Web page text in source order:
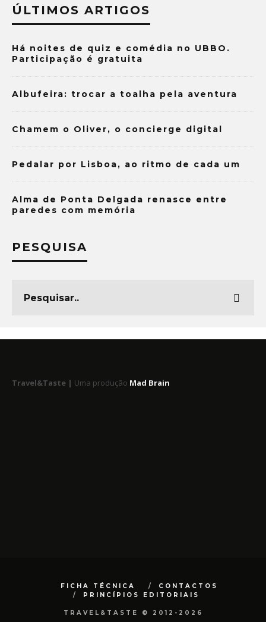
ÚLTIMOS ARTIGOS
Há noites de quiz e comédia no UBBO.
Participação é gratuita
Albufeira: trocar a toalha pela aventura
Chamem o Oliver, o concierge digital
Pedalar por Lisboa, ao ritmo de cada um
Alma de Ponta Delgada renasce entre
paredes com memória
PESQUISA
Travel&Taste | Uma produção Mad Brain
FICHA TÉCNICA
CONTACTOS
PRINCÍPIOS EDITORIAIS
TRAVEL&TASTE © 2012-2026